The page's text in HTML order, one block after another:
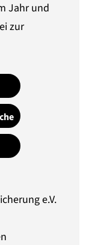
Jahr und
zur
e.V.